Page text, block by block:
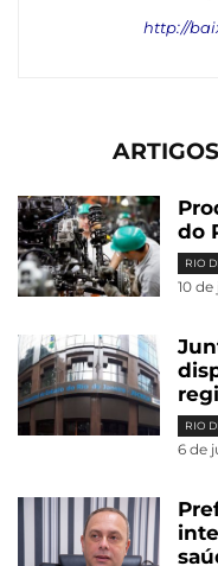
http://
do
RIO
10
RIO
6 de